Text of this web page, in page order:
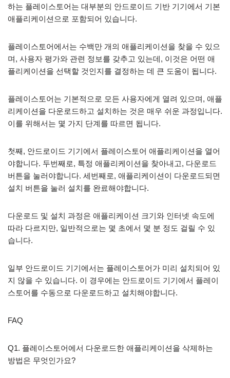
하는 플레이스토어는 대부분의 안드로이드 기반 기기에서 기본
애플리케이션으로 포함되어 있습니다.
플레이스토어에서는 수백만 개의 애플리케이션을 찾을 수 있으
며, 사용자 평가와 관련 정보를 갖추고 있는데, 이것은 어떤 애
플리케이션을 선택할 것인지를 결정하는 데 큰 도움이 됩니다.
플레이스토어는 기본적으로 모든 사용자에게 열려 있으며, 애플
리케이션을 다운로드하고 설치하는 것은 매우 쉬운 과정입니다.
이를 위해서는 몇 가지 단계를 따르면 됩니다.
첫째, 안드로이드 기기에서 플레이스토어 애플리케이션을 열어
야합니다. 두번째로, 특정 애플리케이션을 찾아내고, 다운로드
버튼을 눌러야합니다. 세번째로, 애플리케이션이 다운로드되면
설치 버튼을 눌러 설치를 완료해야합니다.
다운로드 및 설치 과정은 애플리케이션 크기와 인터넷 속도에
따라 다르지만, 일반적으로는 몇 초에서 몇 분 정도 걸릴 수 있
습니다.
일부 안드로이드 기기에서는 플레이스토어가 미리 설치되어 있
지 않을 수 있습니다. 이 경우에는 안드로이드 기기에서 플레이
스토어를 수동으로 다운로드하고 설치해야합니다.
FAQ
Q1. 플레이스토어에서 다운로드한 애플리케이션을 삭제하는
방법은 무엇인가요?